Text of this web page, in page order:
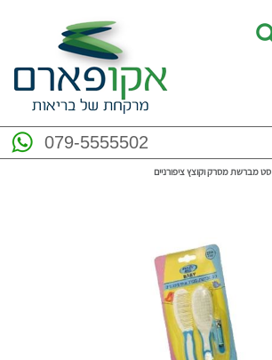
079-5555502
סט מברשת מסרק וקוצץ ציפורניים